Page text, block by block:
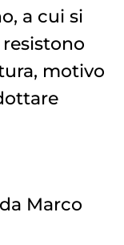
a cui si
motivo
Marco